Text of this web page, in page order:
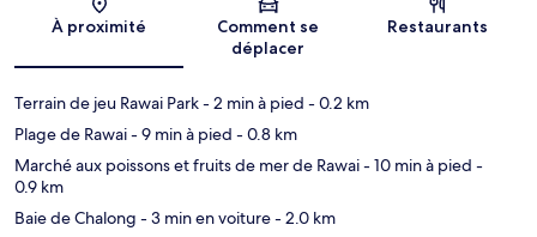
Carte
À proximité
Comment se
déplacer
Restaurants
Terrain de jeu Rawai Park- 2 min à pied - 0.2 km
Plage de Rawai- 9 min à pied - 0.8 km
Marché aux poissons et fruits de mer de Rawai- 10 min à pied -
0.9 km
Baie de Chalong - 3 min en voiture- 2.0 km